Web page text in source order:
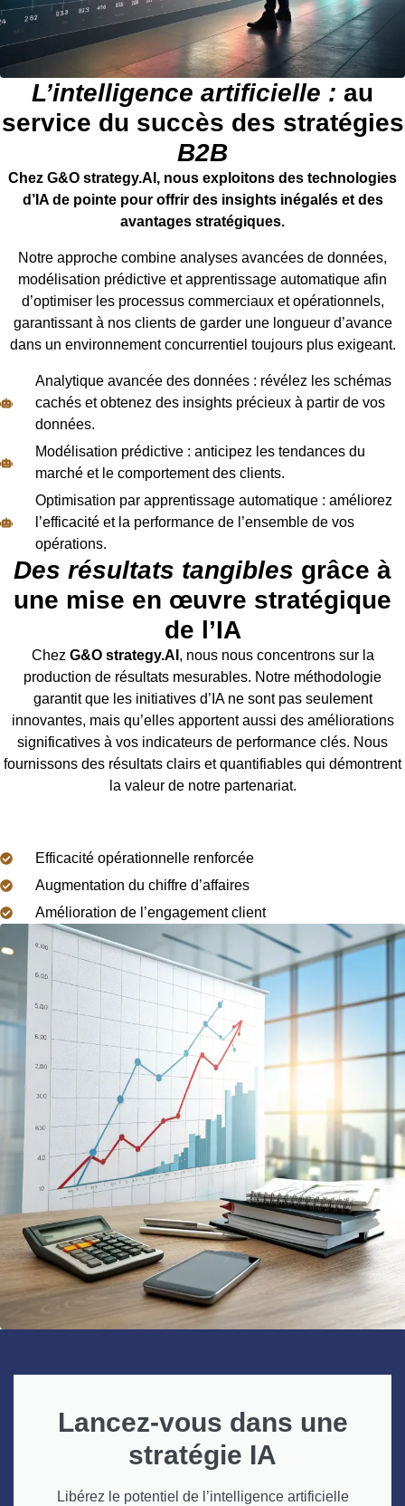
L’intelligence artificielle : au
service du succès des stratégies
B2B
Chez G&O strategy.AI, nous exploitons des technologies
d’IA de pointe pour offrir des insights inégalés et des
avantages stratégiques.
Notre approche combine analyses avancées de données,
modélisation prédictive et apprentissage automatique afin
d’optimiser les processus commerciaux et opérationnels,
garantissant à nos clients de garder une longueur d’avance
dans un environnement concurrentiel toujours plus exigeant.
Analytique avancée des données : révélez les schémas
cachés et obtenez des insights précieux à partir de vos
données.
Modélisation prédictive : anticipez les tendances du
marché et le comportement des clients.
Optimisation par apprentissage automatique : améliorez
l’efficacité et la performance de l’ensemble de vos
opérations.
Des résultats tangibles grâce à
une mise en œuvre stratégique
de l’IA
Chez G&O strategy.AI , nous nous concentrons sur la
production de résultats mesurables. Notre méthodologie
garantit que les initiatives d’IA ne sont pas seulement
innovantes, mais qu’elles apportent aussi des améliorations
significatives à vos indicateurs de performance clés. Nous
fournissons des résultats clairs et quantifiables qui démontrent
la valeur de notre partenariat.
Efficacité opérationnelle renforcée
Augmentation du chiffre d’affaires
Amélioration de l’engagement client
Lancez-vous dans une
stratégie IA
Libérez le potentiel de l’intelligence artificielle